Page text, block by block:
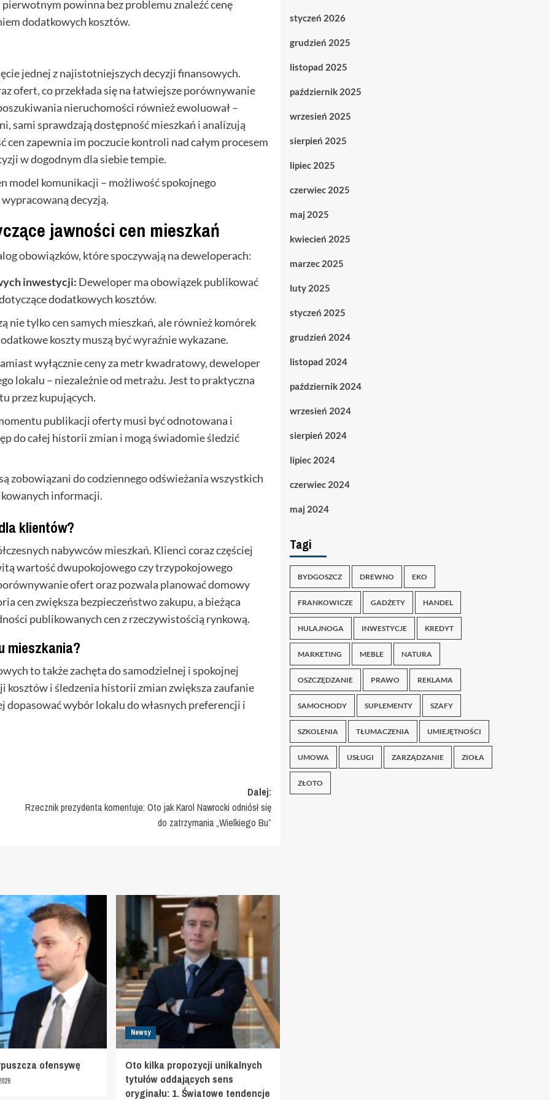
powinna bez problemu znaleźć cenę
dodatkowych kosztów.
jednej z najistotniejszych decyzji finansowych.
ofert, co przekłada się na łatwiejsze porównywanie
nieruchomości również ewoluował –
sami sprawdzają dostępność mieszkań i analizują
zapewnia im poczucie kontroli nad całym procesem
w dogodnym dla siebie tempie.
model komunikacji – możliwość spokojnego
decyzją.
jawności cen mieszkań
obowiązków, które spoczywają na deweloperach:
inwestycji: Deweloper ma obowiązek publikować
dodatkowych kosztów.
nie tylko cen samych mieszkań, ale również komórek
koszty muszą być wyraźnie wykazane.
wyłącznie ceny za metr kwadratowy, deweloper
lokalu – niezależnie od metrażu. Jest to praktyczna
przez kupujących.
publikacji oferty musi być odnotowana i
do całej historii zmian i mogą świadomie śledzić
zobowiązani do codziennego odświeżania wszystkich
informacji.
klientów?
nabywców mieszkań. Klienci coraz częściej
wartość dwupokojowego czy trzypokojowego
ofert oraz pozwala planować domowy
cen zwiększa bezpieczeństwo zakupu, a bieżąca
publikowanych cen z rzeczywistością rynkową.
mieszkania?
to także zachęta do samodzielnej i spokojnej
i śledzenia historii zmian zwiększa zaufanie
dopasować wybór lokalu do własnych preferencji i
Dalej:
Rzecznik prezydenta komentuje: Oto jak Karol Nawrocki odniósł się
do zatrzymania „Wielkiego Bu”
ofensywę
Newsy
Oto kilka propozycji unikalnych
tytułów oddających sens
oryginału: 1. Światowe tendencje
styczeń 2026
grudzień 2025
listopad 2025
październik 2025
wrzesień 2025
sierpień 2025
lipiec 2025
czerwiec 2025
maj 2025
kwiecień 2025
marzec 2025
luty 2025
styczeń 2025
grudzień 2024
listopad 2024
październik 2024
wrzesień 2024
sierpień 2024
lipiec 2024
czerwiec 2024
maj 2024
Tagi
BYDGOSZCZ DREWNO EKO
FRANKOWICZE GADŻETY HANDEL
HULAJNOGA INWESTYCJE KREDYT
MARKETING MEBLE NATURA
OSZCZĘDZANIE PRAWO REKLAMA
SAMOCHODY SUPLEMENTY SZAFY
SZKOLENIA TŁUMACZENIA UMIEJĘTNOŚCI
UMOWA USŁUGI ZARZĄDZANIE ZIOŁA
ZŁOTO